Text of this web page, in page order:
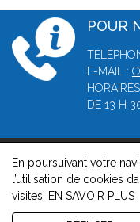
POUR
E-MAIL :
DE 13 H
© 2026, Greffe du
Champagne -Mentions
- Politique de
En poursuivant votre
l’utilisation de cookies
visites.
EN SAVOIR PLUS